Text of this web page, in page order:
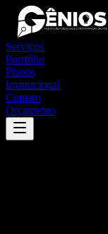
Serviços
Portfólio
Planos
Institucional
Contato
Orçamento